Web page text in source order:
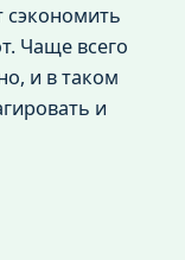
сэкономить
Чаще всего
и в таком
и